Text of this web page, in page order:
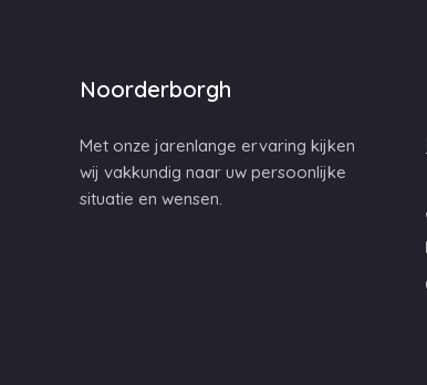
Noorderborgh
Met onze jarenlange ervaring kijken
wij vakkundig naar uw persoonlijke
situatie en wensen.